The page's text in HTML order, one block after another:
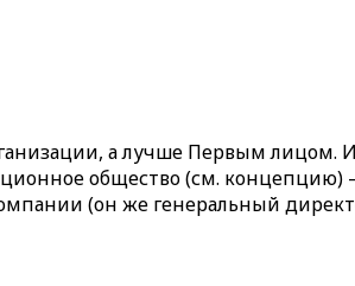
а лучше Первым лицом.
общество (см.
(он же генеральный